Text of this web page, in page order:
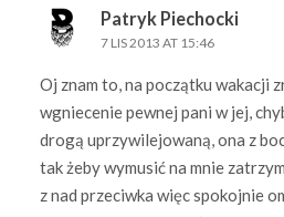
Patryk Piechocki
7 LIS 2013 AT 15:46
Oj znam to, na początku wakacji
wgniecenie pewnej pani w jej,
drogą uprzywilejowaną, ona z
tak żeby wymusić na mnie
z nad przeciwka więc spokojnie